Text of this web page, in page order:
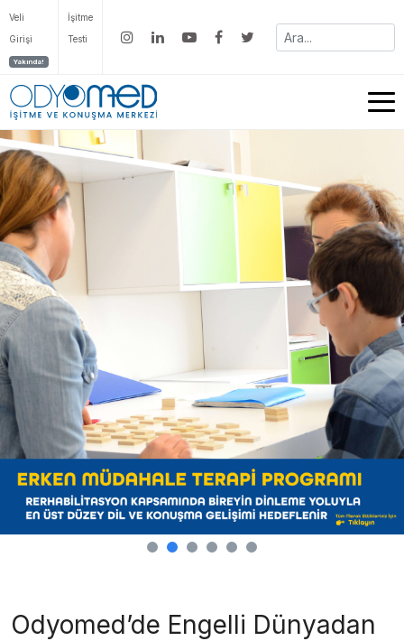
Veli
Girişi
Yakında!
İşitme
Testi
Odyomed’de Engelli Dünyadan